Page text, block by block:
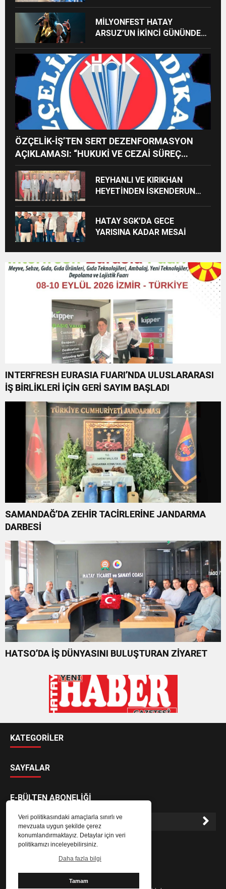
Veri politikasındaki amaçlarla sınırlı ve
mevzuata uygun şekilde çerez
konumlandırmaktayız. Detaylar için veri
politikamızı inceleyebilirsiniz.
Daha fazla bilgi
Tamam
MİLYONFEST HATAY
ARSUZ’UN İKİNCİ GÜNÜNDE
ALACAK
ÖZÇELİK-İŞ’TEN SERT DEZENFORMASYON
AÇIKLAMASI: “HUKUKİ VE CEZAİ SÜREÇ
BAŞLATILDI”
REYHANLI VE KIRIKHAN
HEYETİNDEN İSKENDERUN
HATAY SGK’DA GECE
YARISINA KADAR MESAİ
INTERFRESH EURASIA FUARI’NDA ULUSLARARASI
İŞ BİRLİKLERİ İÇİN GERİ SAYIM BAŞLADI
SAMANDAĞ’DA ZEHİR TACİRLERİNE JANDARMA
DARBESİ
HATSO’DA İŞ DÜNYASINI BULUŞTURAN ZİYARET
KATEGORİLER
SAYFALAR
E-BÜLTEN ABONELİĞİ
E-Bülten aboneliği ile haberlere daha hızlı erişin.